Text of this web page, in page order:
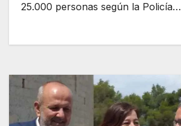
25.000 personas según la Policía…